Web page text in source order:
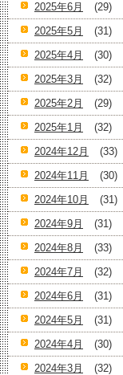
2025年6月
(29)
2025年5月
(31)
2025年4月
(30)
2025年3月
(32)
2025年2月
(29)
2025年1月
(32)
2024年12月
(33)
2024年11月
(30)
2024年10月
(31)
2024年9月
(31)
2024年8月
(33)
2024年7月
(32)
2024年6月
(31)
2024年5月
(31)
2024年4月
(30)
2024年3月
(32)